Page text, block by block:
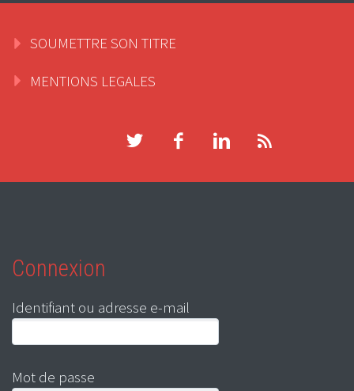
SOUMETTRE SON TITRE
MENTIONS LEGALES
Connexion
Identifiant ou adresse e-mail
Mot de passe